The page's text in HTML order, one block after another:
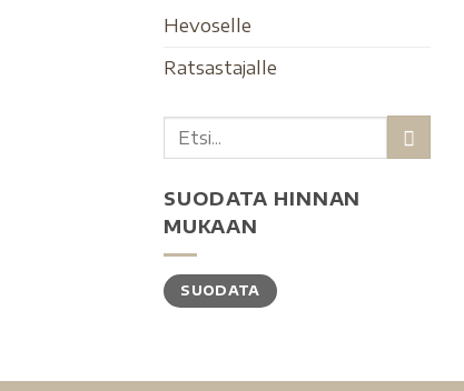
Hevoselle
Ratsastajalle
SUODATA HINNAN
MUKAAN
SUODATA